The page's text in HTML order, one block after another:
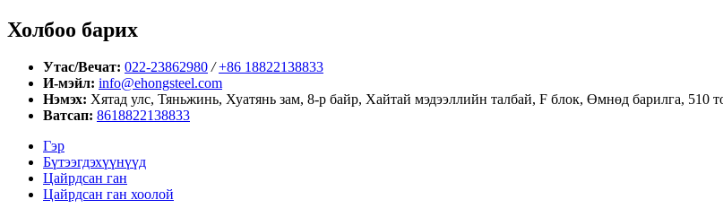
Холбоо барих
Утас/Вечат: 022-23862980 / +86 18822138833
И-мэйл: info@ehongsteel.com
Нэмэх: Хятад улс, Тяньжинь, Хуатянь зам, 8-р байр, Хайтай мэдээллийн талбай, F блок, Өмнөд барилга, 510
Ватсап: 8618822138833
Гэр
Бүтээгдэхүүнүүд
Цайрдсан ган
Цайрдсан ган хоолой